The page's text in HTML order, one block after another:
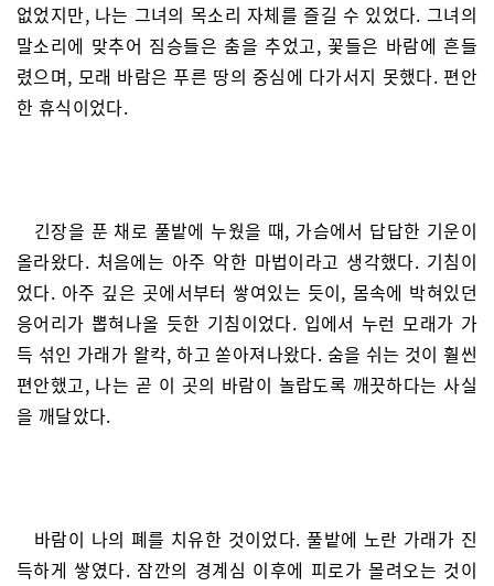
없었지만, 나는 그녀의 목소리 자체를 즐길 수 있었다. 그녀의
말소리에 맞추어 짐승들은 춤을 추었고, 꽃들은 바람에 흔들
렸으며, 모래 바람은 푸른 땅의 중심에 다가서지 못했다. 편안
한 휴식이었다.
긴장을 푼 채로 풀밭에 누웠을 때, 가슴에서 답답한 기운이
올라왔다. 처음에는 아주 악한 마법이라고 생각했다. 기침이
었다. 아주 깊은 곳에서부터 쌓여있는 듯이, 몸속에 박혀있던
응어리가 뽑혀나올 듯한 기침이었다. 입에서 누런 모래가 가
득 섞인 가래가 왈칵, 하고 쏟아져나왔다. 숨을 쉬는 것이 훨씬
편안했고, 나는 곧 이 곳의 바람이 놀랍도록 깨끗하다는 사실
을 깨달았다.
바람이 나의 폐를 치유한 것이었다. 풀밭에 노란 가래가 진
득하게 쌓였다. 잠깐의 경계심 이후에 피로가 몰려오는 것이